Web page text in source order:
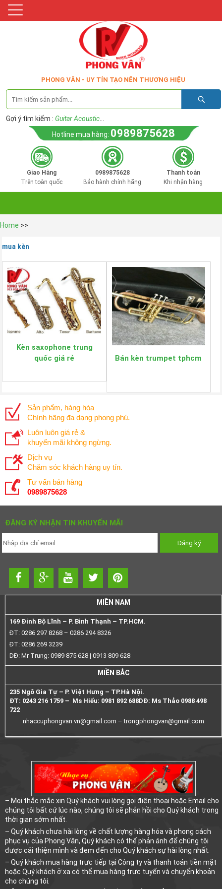
PHONG VÂN - UY TÍN TẠO NÊN THƯƠNG HIỆU
Gợi ý tìm kiếm : Guitar Acoustic
Hotline mua hàng: 0989875628
Giao Hàng
Trên toàn quốc
0989875628
Bảo hành chính hãng
Thanh toán
Khi nhận hàng
Home >>
mua kèn
Kèn saxophone trung
quốc giá rẻ
Bán kèn trumpet tphcm
Sản phẩm, hàng hóa
Chính hãng đa dạng phong phú.
Luôn luôn giá rẻ &
khuyến mãi không ngừng.
Dịch vụ
Chăm sóc khách hàng uy tín.
Tư vấn bán hàng
0989875628
ĐĂNG KÝ NHẬN TIN KHUYẾN MÃI
MIỀN NAM
169 Đinh Bộ Lĩnh – P. Bình Thạnh – TP.HCM.
ĐT: 0286 297 8268 – 0286 294 8326
ĐT: 0286 269 3239
DĐ: Mr Trung: 0989 875 628 | 0913 809 628
MIỀN BẮC
235 Ngô Gia Tự – P. Việt Hưng – TP.Hà Nội.
ĐT: 0243 216 1759 – Ms Hiếu: 0981 892 688DĐ: Ms Thảo 0988 498
722
nhaccuphongvan.vn@gmail.com –trongphongvan@gmail.com
– Mọi thắc mắc xin Quý khách vui lòng gọi điện thoại hoặc Email cho
chúng tôi bất cứ lúc nào, chúng tôi sẽ phản hồi cho Quý khách trong
thời gian sớm nhất.
– Quý khách chưa hài lòng về chất lượng hàng hóa và phong cách
phục vụ của Phong Vân, Quý khách có thể phản ánh để chúng tôi
được cải thiện mình và đem đến cho Quý khách sự hài lòng nhất.
– Quý khách mua hàng trực tiếp tại Công ty và thanh toán tiền mặt
hoặc Quý khách ở xa có thể mua hàng trực tuyến và chuyển khoản
cho chúng tôi.